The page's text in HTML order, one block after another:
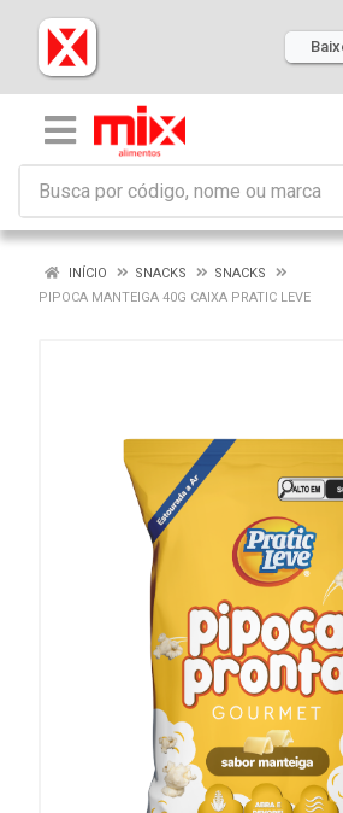
INÍCIO SNACKS
SNACKS
PIPOCA MANTEIGA 40G CAIXA PRATIC LEVE